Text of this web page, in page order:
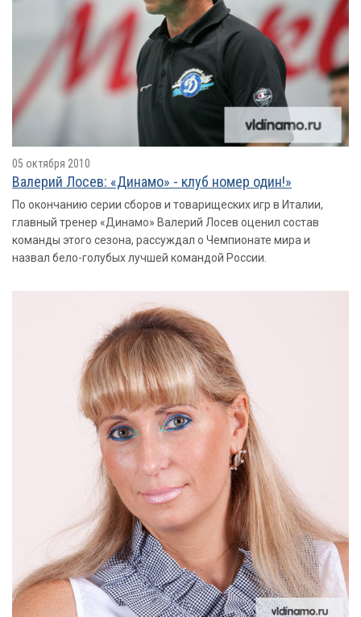
05 октября 2010
Валерий Лосев: «Динамо» - клуб номер один!»
По окончанию серии сборов и товарищеских игр в Италии,
главный тренер «Динамо» Валерий Лосев оценил состав
команды этого сезона, рассуждал о Чемпионате мира и
назвал бело-голубых лучшей командой России.